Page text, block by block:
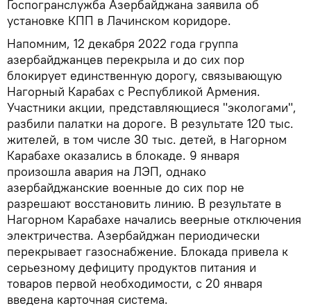
Госпогранслужба Азербайджана заявила об
установке КПП в Лачинском коридоре.
Напомним, 12 декабря 2022 года группа
азербайджанцев перекрыла и до сих пор
блокирует единственную дорогу, связывающую
Нагорный Карабах с Республикой Армения.
Участники акции, представляющиеся "экологами",
разбили палатки на дороге. В результате 120 тыс.
жителей, в том числе 30 тыс. детей, в Нагорном
Карабахе оказались в блокаде. 9 января
произошла авария на ЛЭП, однако
азербайджанские военные до сих пор не
разрешают восстановить линию. В результате в
Нагорном Карабахе начались веерные отключения
электричества. Азербайджан периодически
перекрывает газоснабжение. Блокада привела к
серьезному дефициту продуктов питания и
товаров первой необходимости, с 20 января
введена карточная система.